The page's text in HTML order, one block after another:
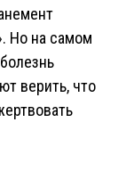
Но на самом
верить, что